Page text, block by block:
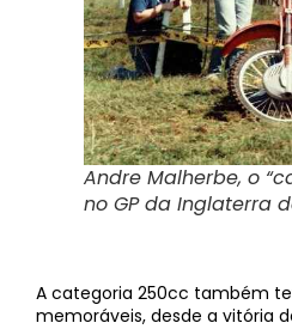
Andre Malherbe, o
no GP da Inglaterra
A categoria 250cc também
memoráveis, desde a vitória